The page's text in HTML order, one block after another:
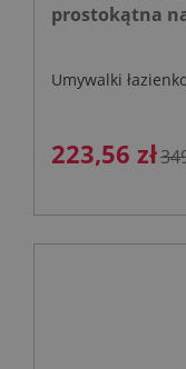
prostokątna
Umywalki
223,56 zł